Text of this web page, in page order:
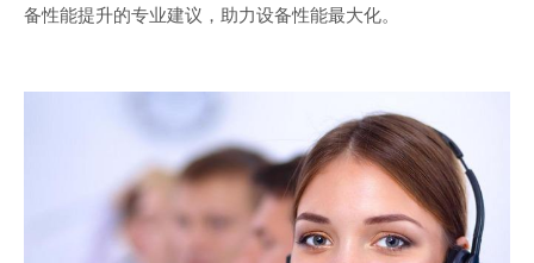
备性能提升的专业建议，助力设备性能最大化。